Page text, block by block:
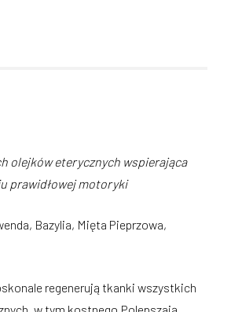
olejków eterycznych wspierająca
prawidłowej motoryki
Bazylia, Mięta Pieprzowa,
regenerują tkanki wszystkich